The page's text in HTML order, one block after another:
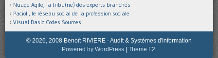
Nuage Agile, la tribu(ne) des experts branchés
Pacioli, le réseau social de la profession sociale
Visual Basic Codes Sources
© 2026, 2008 Benoît RIVIERE - Audit & Systèmes d'Information
Powered by WordPress | Theme F2.